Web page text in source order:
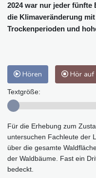
2024 war nur jeder fünfte
die Klimaveränderung
Trockenperioden und
Hören Hör auf
Textgröße:
Für die Erhebung zum
untersuchen Fachleute der
über die gesamte
der Waldbäume. Fast ein
bedeckt.